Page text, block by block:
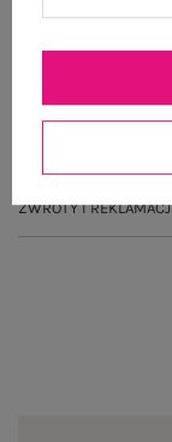
ZWROTY I